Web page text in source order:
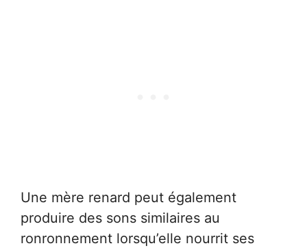
Une mère renard peut également
produire des sons similaires au
ronronnement lorsqu’elle nourrit ses